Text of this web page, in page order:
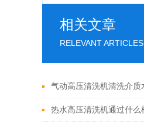
相关文章
RELEVANT ARTICLES